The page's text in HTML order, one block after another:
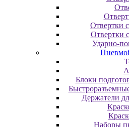
Отвертки
Отвертки
Ударно-
Блоки
Держатели
Наборы